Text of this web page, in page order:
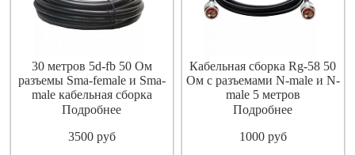
30 метров 5d-fb 50 Ом
разъемы Sma-female и Sma-
male кабельная сборка
Shopcarry
Подробнее
3500pуб
Кабельная сборка Rg-58 50
Ом с разъемами N-male и N-
male 5 метров
Подробнее
1000pуб